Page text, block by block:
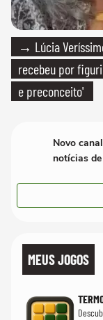
→ Lúcia
recebeu por
e preconceito'
Novo
notícias
MEUS JOGOS